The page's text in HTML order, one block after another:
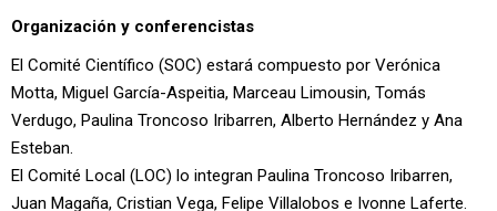
Organización y conferencistas
El Comité Científico (SOC) estará compuesto por Verónica
Motta, Miguel García-Aspeitia, Marceau Limousin, Tomás
Verdugo, Paulina Troncoso Iribarren, Alberto Hernández y Ana
Esteban.
El Comité Local (LOC) lo integran Paulina Troncoso Iribarren,
Juan Magaña, Cristian Vega, Felipe Villalobos e Ivonne Laferte.